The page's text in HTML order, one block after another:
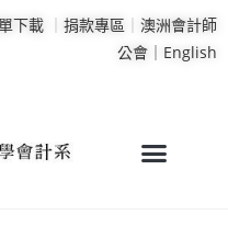
下載 ｜ 捐款專區 ｜ 澳洲會計師
公會｜ English